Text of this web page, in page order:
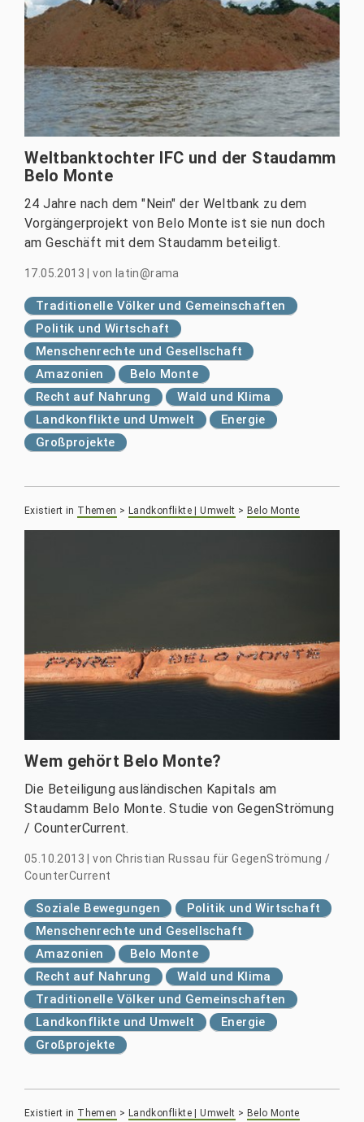
Weltbanktochter IFC und der Staudamm
Belo Monte
24 Jahre nach dem "Nein" der Weltbank zu dem
Vorgängerprojekt von Belo Monte ist sie nun doch
am Geschäft mit dem Staudamm beteiligt.
17.05.2013|von latin@rama
Traditionelle Völker und Gemeinschaften
Politik und Wirtschaft
Menschenrechte und Gesellschaft
Amazonien
Belo Monte
Recht auf Nahrung
Wald und Klima
Landkonflikte und Umwelt
Energie
Großprojekte
Existiert in Themen > Landkonflikte | Umwelt > Belo Monte
Wem gehört Belo Monte?
Die Beteiligung ausländischen Kapitals am
Staudamm Belo Monte. Studie von GegenStrömung
/ CounterCurrent.
05.10.2013 |von Christian Russau für GegenStrömung /
CounterCurrent
Soziale Bewegungen
Politik und Wirtschaft
Menschenrechte und Gesellschaft
Amazonien
Belo Monte
Recht auf Nahrung
Wald und Klima
Traditionelle Völker und Gemeinschaften
Landkonflikte und Umwelt
Energie
Großprojekte
Existiert in Themen > Landkonflikte | Umwelt > Belo Monte